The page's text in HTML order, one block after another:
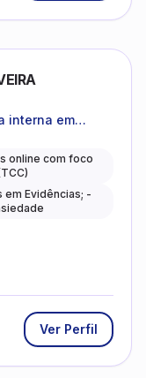
interna em
se viver.
online com foco
em Evidências; -
Ver Perfil